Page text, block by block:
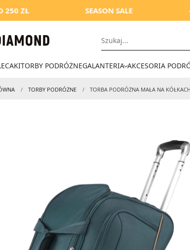
SEASON SALE -10% Z
TORBY PODRÓŻNEGALANTERIA AKCESORIA
TORBY PODRÓŻNE TORBA PODRÓŻNA MAŁA NA KÓŁKACH